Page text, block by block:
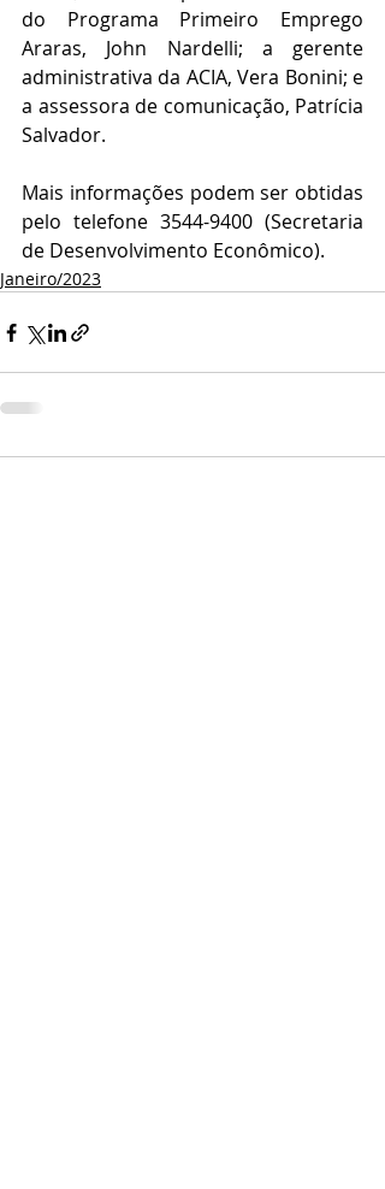
do Programa Primeiro Emprego
Araras, John Nardelli; a gerente
administrativa da ACIA, Vera Bonini; e
a assessora de comunicação, Patrícia
Salvador.
Mais informações podem ser obtidas
pelo telefone 3544-9400 (Secretaria
de Desenvolvimento Econômico).
Janeiro/2023